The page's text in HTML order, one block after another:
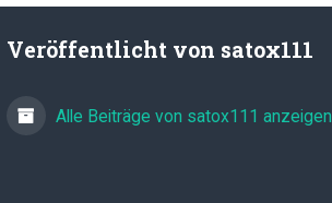
Veröffentlicht von satox111
Alle Beiträge von satox111 anzeigen